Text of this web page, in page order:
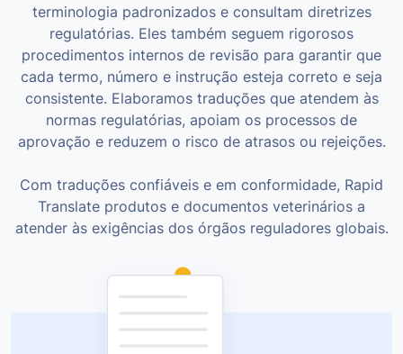
terminologia padronizados e consultam diretrizes
regulatórias. Eles também seguem rigorosos
procedimentos internos de revisão para garantir que
cada termo, número e instrução esteja correto e seja
consistente. Elaboramos traduções que atendem às
normas regulatórias, apoiam os processos de
aprovação e reduzem o risco de atrasos ou rejeições.
Com traduções confiáveis e em conformidade, Rapid
Translate produtos e documentos veterinários a
atender às exigências dos órgãos reguladores globais.